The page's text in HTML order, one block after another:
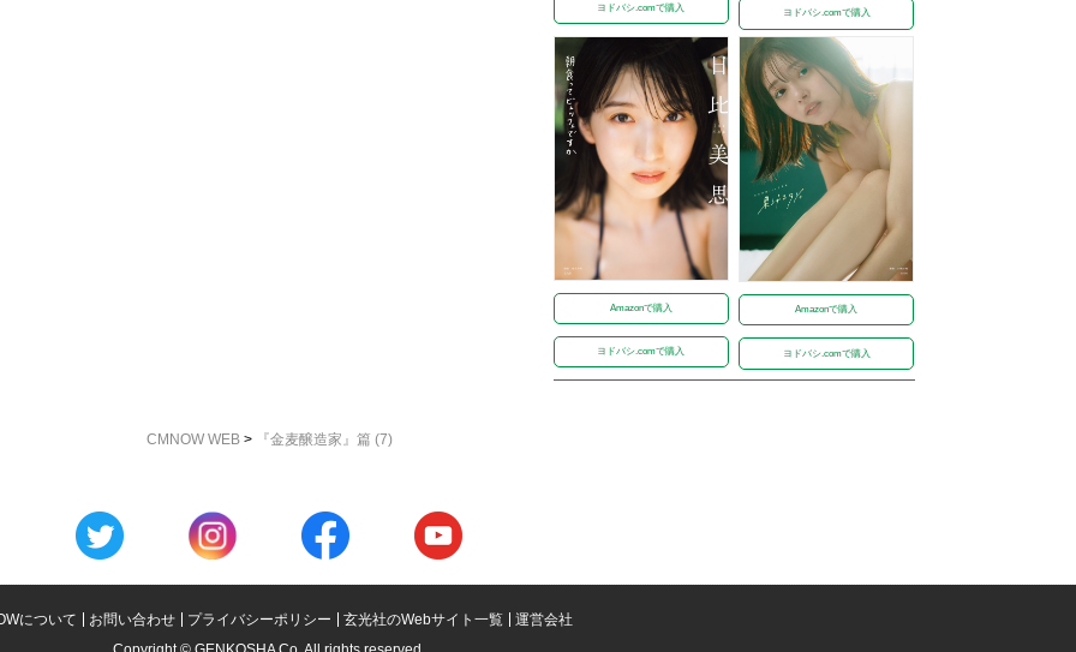
ヨドバシ.comで購入 ヨドバシ.comで購入
Amazonで購入
ヨドバシ.comで購入
Amazonで購入
ヨドバシ.comで購入
CMNOW WEB> 『金麦醸造家』篇 (7)
について お問い合わせ プライバシーポリシー 玄光社のWebサイト一覧
運営会社